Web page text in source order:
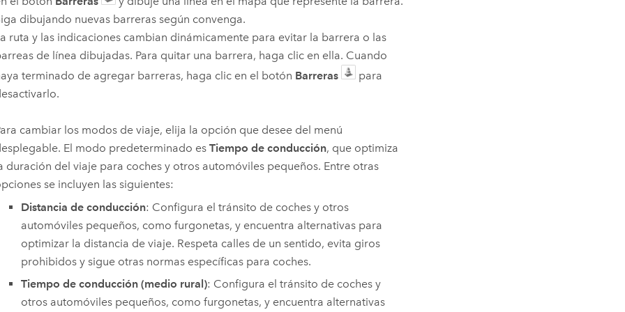
dibujando nuevas barreras según convenga.
ruta y las indicaciones cambian dinámicamente para evitar la barrera o las
de línea dibujadas. Para quitar una barrera, haga clic en ella. Cuando
terminado de agregar barreras, haga clic en el botón Barreras
para
cambiar los modos de viaje, elija la opción que desee del menú
El modo predeterminado es Tiempo de conducción, que optimiza
duración del viaje para coches y otros automóviles pequeños. Entre otras
se incluyen las siguientes:
Distancia de conducción: Configura el tránsito de coches y otros
automóviles pequeños, como furgonetas, y encuentra alternativas para
optimizar la distancia de viaje. Respeta calles de un sentido, evita giros
prohibidos y sigue otras normas específicas para coches.
Tiempo de conducción (medio rural): Configura el tránsito de coches y
otros automóviles pequeños, como furgonetas, y encuentra alternativas